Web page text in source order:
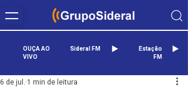
OUÇA AO
VIVO
Sideral FM
Estação
FM
6 de jul. 1 min de leitura